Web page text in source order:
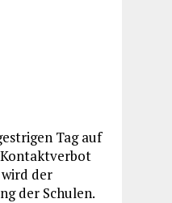
Tag auf
Kontaktverbot
der
der Schulen.